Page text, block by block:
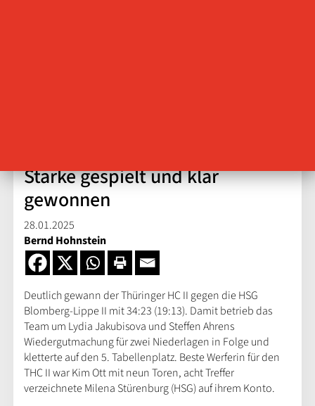
Starke gespielt und klar
gewonnen
28.01.2025
Bernd Hohnstein
Deutlich gewann der Thüringer HC II gegen die HSG
Blomberg-Lippe II mit 34:23 (19:13). Damit betrieb das
Team um Lydia Jakubisova und Steffen Ahrens
Wiedergutmachung für zwei Niederlagen in Folge und
kletterte auf den 5. Tabellenplatz. Beste Werferin für den
THC II war Kim Ott mit neun Toren, acht Treffer
verzeichnete Milena Stürenburg (HSG) auf ihrem Konto.